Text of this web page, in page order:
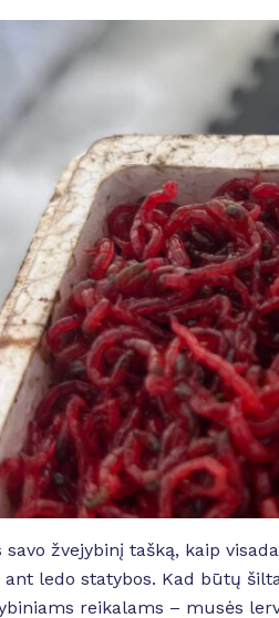
savo žvejybinį tašką, kaip
ledo statybos. Kad būtų
reikalams – musės